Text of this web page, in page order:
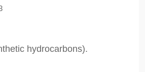
hydrocarbons).